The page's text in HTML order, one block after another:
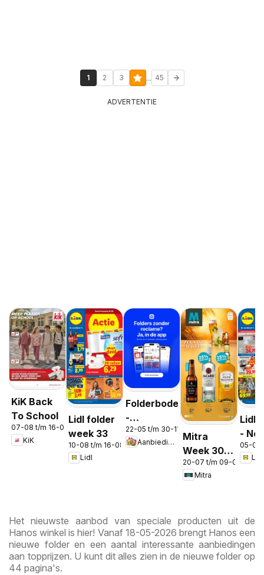
1 2 3 ... 45
ADVERTENTIE
KiK Back
To School
07-08 t/m 16-08-2026
KiK
Lidl folder
week 33
10-08 t/m 16-08-2026
Lidl
Folderbode
-
Aanbiedingen
in de app
22-05 t/m 30-11-2026
Aanbiedingen
Mitra
Week 30 &
31
20-07 t/m 09-08-2026
Mitra
Lidl
-
05-08
Lidl
Het nieuwste aanbod van speciale producten uit de
Hanos winkel is hier! Vanaf 18-05-2026 brengt Hanos een
nieuwe folder en een aantal interessante aanbiedingen
aan topprijzen. U kunt dit alles zien in de nieuwe folder op
44 pagina's.